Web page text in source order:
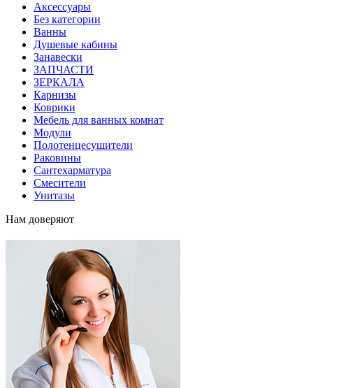
Аксессуары
Без категории
Ванны
Душевые кабины
Занавески
ЗАПЧАСТИ
ЗЕРКАЛА
Карнизы
Коврики
Мебель для ванных комнат
Модули
Полотенцесушители
Раковины
Сантехарматура
Смесители
Унитазы
Нам доверяют